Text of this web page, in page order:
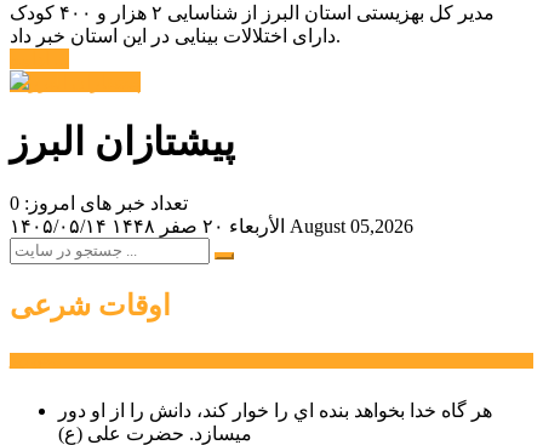
مدیر کل بهزیستی استان البرز از شناسایی ۲ هزار و ۴۰۰ کودک
دارای اختلالات بینایی در این استان خبر داد.
پیشتازان البرز
تعداد خبر های امروز: 0
۱۴۰۵/۰۵/۱۴
الأربعاء ۲۰ صفر ۱۴۴۸ August 05,2026
اوقات شرعی
هر گاه خدا بخواهد بنده اي را خوار كند، دانش را از او دور
میسازد. حضرت علی (ع)